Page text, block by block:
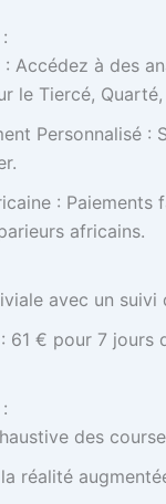
: Accédez à des
le Tiercé,
Personnalisé
: Paiements
africains.
avec un suivi
61 € pour 7 jours
des
réalité